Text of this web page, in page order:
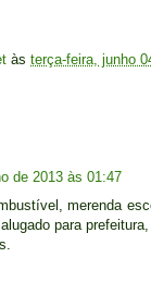
às terça-feira, junho
de 2013 às 01:47
merenda
para